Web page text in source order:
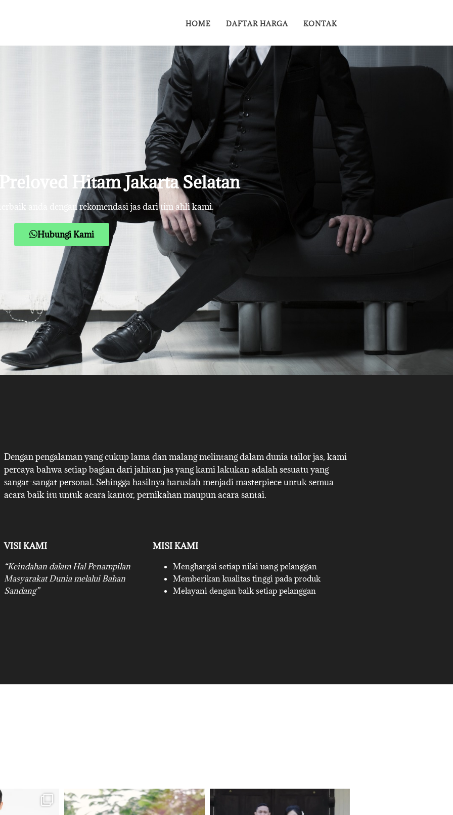
HOME DAFTAR HARGA KONTAK
Hitam Jakarta Selatan
anda dengan rekomendasi jas dari tim ahli kami.
Hubungi Kami
Dengan pengalaman yang cukup lama dan malang melintang dalam dunia tailor jas, kami
percaya bahwa setiap bagian dari jahitan jas yang kami lakukan adalah sesuatu yang
sangat-sangat personal. Sehingga hasilnya haruslah menjadi masterpiece untuk semua
acara baik itu untuk acara kantor, pernikahan maupun acara santai.
VISI KAMI
“Keindahan dalam Hal Penampilan
Masyarakat Dunia melalui Bahan
Sandang”
MISI KAMI
Menghargai setiap nilai uang pelanggan
Memberikan kualitas tinggi pada produk
Melayani dengan baik setiap pelanggan